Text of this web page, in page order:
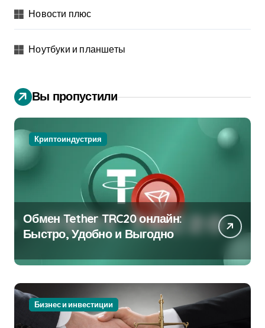
Новости плюс
Ноутбуки и планшеты
Вы пропустили
Криптоиндустрия
Обмен Tether TRC20 онлайн:
Быстро, Удобно и Выгодно
Бизнес и инвестиции